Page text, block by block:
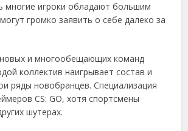
многие игроки обладают большим
громко заявить о себе далеко за
новых и многообещающих команд
коллектив наигрывает состав и
ряды новобранцев. Специализация
CS: GO, хотя спортсмены
шутерах.